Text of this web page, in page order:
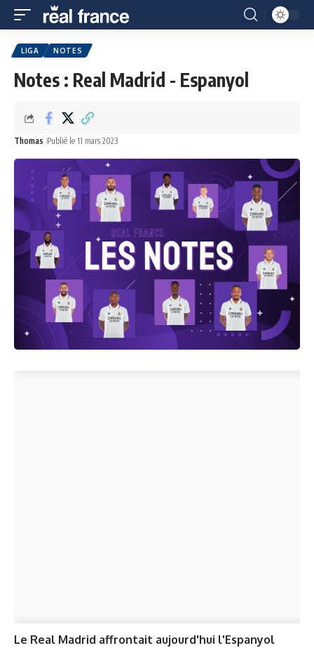
LIGA NOTES
Notes : Real Madrid - Espanyol
Thomas Publié le 11 mars 2023
Le Real Madrid affrontait aujourd'hui l'Espanyol